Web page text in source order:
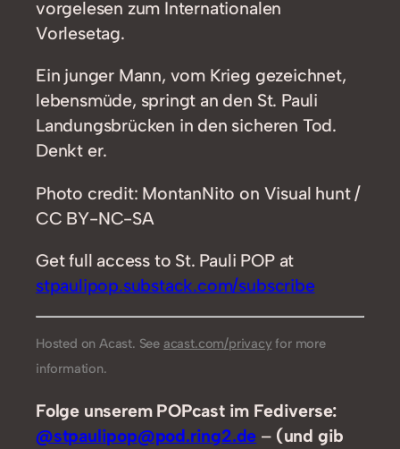
vorgelesen zum Internationalen
Vorlesetag.
Ein junger Mann, vom Krieg gezeichnet,
lebensmüde, springt an den St. Pauli
Landungsbrücken in den sicheren Tod.
Denkt er.
Photo credit: MontanNito on Visual hunt /
CC BY-NC-SA
Get full access to St. Pauli POP at
stpaulipop.substack.com/subscribe
Hosted on Acast. See acast.com/privacy for more
information.
Folge unserem POPcast im Fediverse:
@stpaulipop@pod.ring2.de – (und gib